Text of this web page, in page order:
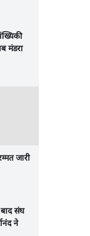
मंडरा
जारी
संघ
ने